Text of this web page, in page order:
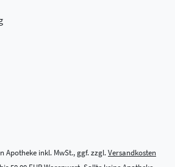
Apotheke inkl. MwSt., ggf. zzgl.Versandkosten